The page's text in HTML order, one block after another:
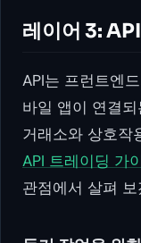
레이어 3:
API는 프런트엔
바일 앱이 연결
거래소와 상호작
API 트레이딩 가
관점에서 살펴